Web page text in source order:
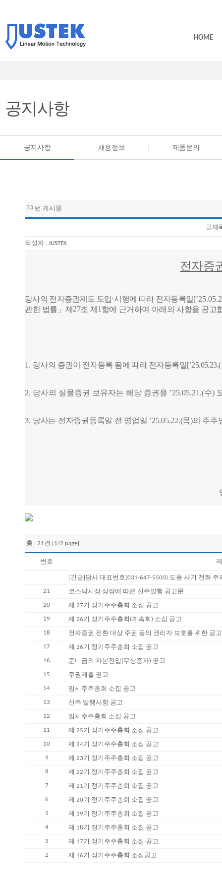
HOME
공지사항
공지사항 채용정보 제품문의
33 번 게시물
글제
작성자 : JUSTEK
전자증
당사의 전자증권제도 도입·시행에 따라 전자등록일
관한 법률 」 제27조 제 1 항에 근거하여 아래의 사항을 공고
1. 당사의 증권이 전자등록 됨에 따라 전자등록일
2. 당사의 실물증권 보유자는 해당 증권을 ’25.05.21.(수)
3. 당사는 전자증권등록일 전 영업일 ’25.05.22.(목)의 주주
총 : 21건 [1/2 page]
번호
[긴급]당사 대표번호(031-647-5500) 도용 사기 전화 주
21 코스닥시장 상장에 따른 신주발행 공고문
20 제 27기 정기주주총회 소집 공고
19 제 26기 정기주주총회(계속회) 소집 공고
18 전자증권 전환 대상 주권 등의 권리자 보호를 위한 공
17 제 26기 정기주주총회 소집 공고
16 준비금의 자본전입(무상증자) 공고
15 주권제출 공고
14 임시주주총회 소집 공고
13 신주 발행사항 공고
12 임시주주총회 소집 공고
11 제 25기 정기주주총회 소집 공고
10 제 24기 정기주주총회 소집 공고
9 제 23기 정기주주총회 소집 공고
8 제 22기 정기주주총회 소집 공고
7 제 21기 정기주주총회 소집 공고
6 제 20기 정기주주총회 소집 공고
5 제 19기 정기주주총회 소집 공고
4 제 18기 정기주주총회 소집 공고
3 제 17기 정기주주총회 소집 공고
2 제 16기 정기주주총회 소집공고